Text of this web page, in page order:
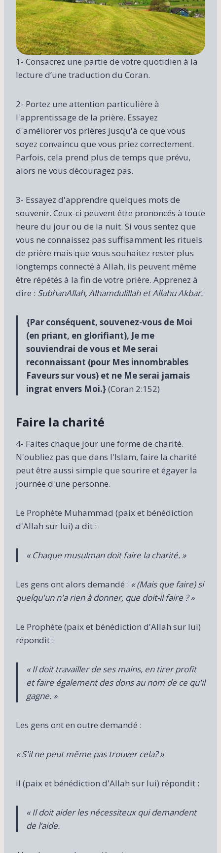
1- Consacrez une partie de votre quotidien à la
lecture d’une traduction du Coran.
2- Portez une attention particulière à
l'apprentissage de la prière. Essayez
d'améliorer vos prières jusqu'à ce que vous
soyez convaincu que vous priez correctement.
Parfois, cela prend plus de temps que prévu,
alors ne vous découragez pas.
3- Essayez d'apprendre quelques mots de
souvenir. Ceux-ci peuvent être prononcés à toute
heure du jour ou de la nuit. Si vous sentez que
vous ne connaissez pas suffisamment les rituels
de prière mais que vous souhaitez rester plus
longtemps connecté à Allah, ils peuvent même
être répétés à la fin de votre prière. Apprenez à
dire : SubhanAllah, Alhamdulillah et Allahu Akbar.
{Par conséquent, souvenez-vous de Moi
(en priant, en glorifiant), Je me
souviendrai de vous et Me serai
reconnaissant (pour Mes innombrables
Faveurs sur vous) et ne Me serai jamais
ingrat envers Moi.}(Coran 2:152)
Faire la charité
4- Faites chaque jour une forme de charité.
N'oubliez pas que dans l'Islam, faire la charité
peut être aussi simple que sourire et égayer la
journée d'une personne.
Le Prophète Muhammad (paix et bénédiction
d'Allah sur lui) a dit :
« Chaque musulman doit faire la charité. »
Les gens ont alors demandé : « (Mais que faire) si
quelqu'un n'a rien à donner, que doit-il faire ? »
Le Prophète (paix et bénédiction d'Allah sur lui)
répondit :
« Il doit travailler de ses mains, en tirer profit
et faire également des dons au nom de ce qu'il
gagne. »
Les gens ont en outre demandé :
« S'il ne peut même pas trouver cela? »
Il (paix et bénédiction d'Allah sur lui) répondit :
«Il doit aider les nécessiteux qui demandent
de l’aide.